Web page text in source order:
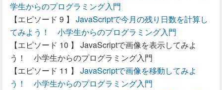
学生からのプログラミング入門
JavaScriptで今月の残り日数を計算し
てみよう！ 小学生からのプログラミング入門
JavaScriptで画像を表示してみよ
う！ 小学生からのプログラミング入門
JavaScriptで画像を移動してみよ
う！ 小学生からのプログラミング入門